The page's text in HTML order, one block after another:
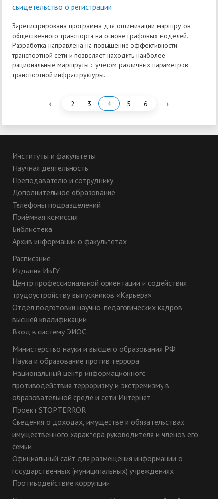
свидетельство о регистрации
Зарегистрирована программа для оптимизации маршрутов
общественного транспорта на основе графовых моделей.
Разработка направлена на повышение эффективности
транспортной сети и позволяет находить наиболее
рациональные маршруты с учетом различных параметров
транспортной инфраструктуры.
‹ 2 3 4 5 6 ›
Институты и факультеты
Научная деятельность
Преподавателю и сотруднику
Дополнительное образование
Телефоны подразделений
Приёмная комиссия
Библиотека
Архив информации о факультетах
Расписание
Издания ИвГУ
Центр профессиональной ориентации и содействия
трудоустройству выпускников «Карьера»
Отдел подготовки научно-педагогических кадров
высшей квалификации
Вход в систему ЭИОС
Министерство науки и высшего образования РФ
Наука и образование против террора
Национальный центр информационного
противодействия терроризму и экстремизму в
образовательной среде и сети Интернет
Проект STOPTERROR
Сведения о доходах, имуществе и обязательствах
имущественного характера руководителя и членов его
семьи
Официальный сайт для размещения информации о
государственных (муниципальных) учреждениях
Противодействие коррупции